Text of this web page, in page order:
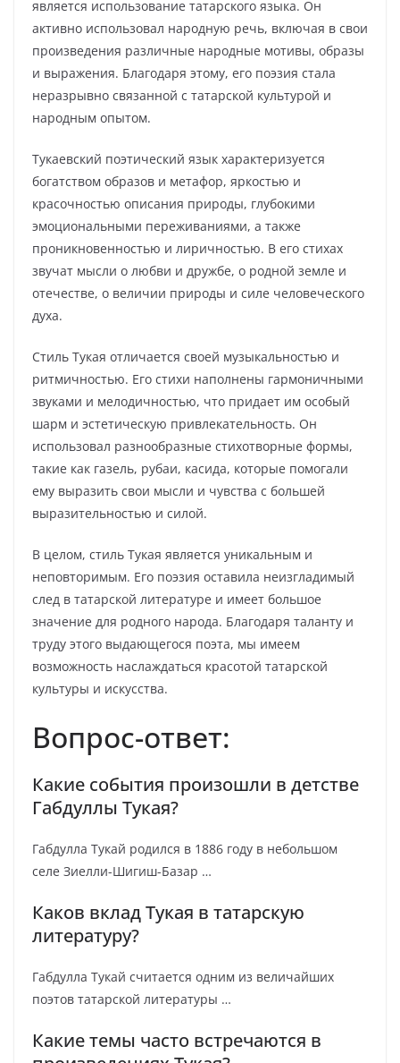
является использование татарского языка. Он
активно использовал народную речь, включая в свои
произведения различные народные мотивы, образы
и выражения. Благодаря этому, его поэзия стала
неразрывно связанной с татарской культурой и
народным опытом.
Тукаевский поэтический язык характеризуется
богатством образов и метафор, яркостью и
красочностью описания природы, глубокими
эмоциональными переживаниями, а также
проникновенностью и лиричностью. В его стихах
звучат мысли о любви и дружбе, о родной земле и
отечестве, о величии природы и силе человеческого
духа.
Стиль Тукая отличается своей музыкальностью и
ритмичностью. Его стихи наполнены гармоничными
звуками и мелодичностью, что придает им особый
шарм и эстетическую привлекательность. Он
использовал разнообразные стихотворные формы,
такие как газель, рубаи, касида, которые помогали
ему выразить свои мысли и чувства с большей
выразительностью и силой.
В целом, стиль Тукая является уникальным и
неповторимым. Его поэзия оставила неизгладимый
след в татарской литературе и имеет большое
значение для родного народа. Благодаря таланту и
труду этого выдающегося поэта, мы имеем
возможность наслаждаться красотой татарской
культуры и искусства.
Вопрос-ответ:
Какие события произошли в детстве
Габдуллы Тукая?
Габдулла Тукай родился в 1886 году в небольшом
селе Зиелли-Шигиш-Базар …
Каков вклад Тукая в татарскую
литературу?
Габдулла Тукай считается одним из величайших
поэтов татарской литературы …
Какие темы часто встречаются в